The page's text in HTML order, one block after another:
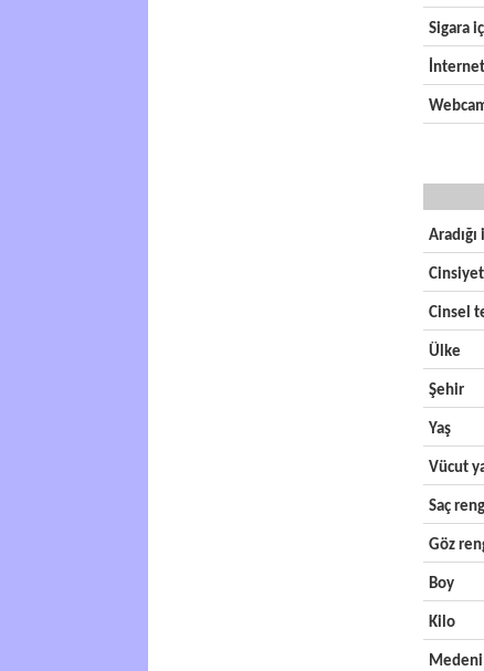
Sigara
İnternet
Cinsiyet
Cinsel
Ülke
Şehir
Yaş
Vücut
Saç
Göz
Boy
Kilo
Medeni